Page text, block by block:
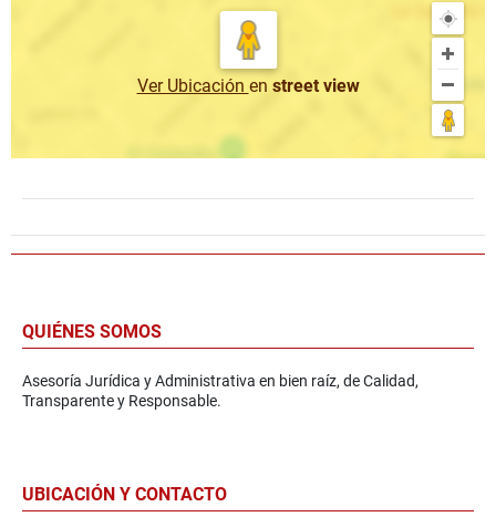
Ver Ubicación en street view
QUIÉNES SOMOS
Asesoría Jurídica y Administrativa en bien raíz, de Calidad,
Transparente y Responsable.
UBICACIÓN Y CONTACTO